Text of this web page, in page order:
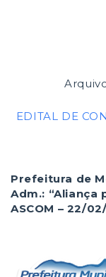
EDITAL DE
Prefeitura de
Adm.: “Aliança
ASCOM – 22/